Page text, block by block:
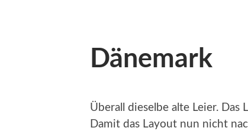
Dänemark
Überall dieselbe alte Leier.
Damit das Layout nun nicht